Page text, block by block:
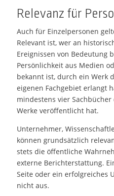
Relevanz für
Auch für Einzelpersonen
Relevant ist, wer an
Ereignissen von Bedeutung
Persönlichkeit aus Medien
bekannt ist, durch ein Werk
eigenen Fachgebiet erlangt
mindestens vier
Werke veröffentlicht hat.
Unternehmer,
können grundsätzlich
stets die öffentliche
externe Berichterstattung.
Seite oder ein erfolgreiches
nicht aus.